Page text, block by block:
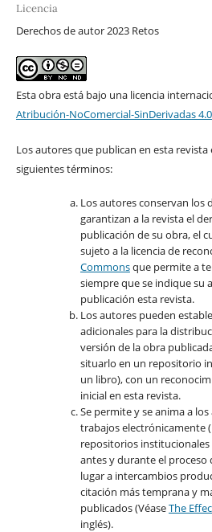
Licencia
Derechos de autor 2023 Retos
Esta obra está bajo una licencia
Atribución-NoComercial-SinDerivadas 4.0
Los autores que publican en esta
siguientes términos:
Los autores conservan los
garantizan a la revista el
publicación de su obra, el
sujeto a la licencia de
Commonsque permite a
siempre que se indique su
publicación esta revista.
Los autores pueden
adicionales para la
versión de la obra
situarlo en un repositorio
un libro), con un
inicial en esta revista.
Se permite y se anima a
trabajos electrónicamente
repositorios
antes y durante el proceso
lugar a intercambios
citación más temprana y
publicados (VéaseThe
inglés).